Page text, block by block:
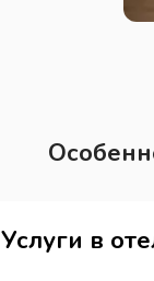
Услуги в